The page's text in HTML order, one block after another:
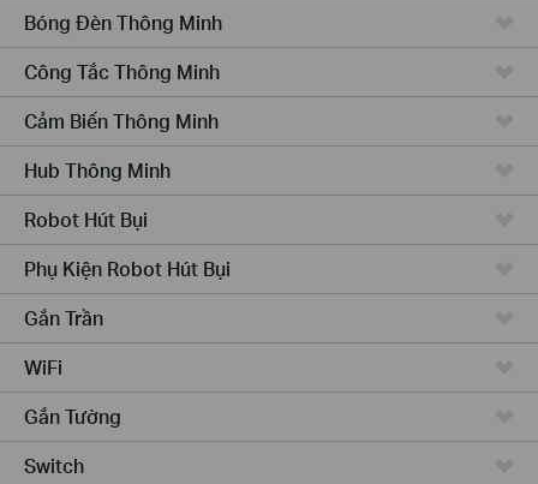
Bóng Đèn Thông Minh
Công Tắc Thông Minh
Cảm Biến Thông Minh
Hub Thông Minh
Robot Hút Bụi
Phụ Kiện Robot Hút Bụi
Gắn Trần
WiFi
Gắn Tường
Switch